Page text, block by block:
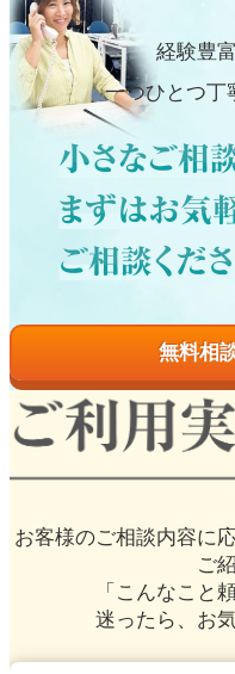
経験豊
一つひとつ丁
無料相
お客様のご相談内容に応
ご
「こんなこと
迷ったら、お